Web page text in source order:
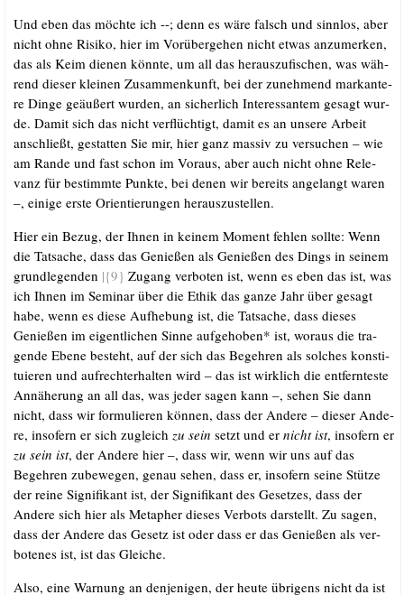
Und eben das möch­te ich --; denn es wäre falsch und sinn­los, aber
nicht ohne Risi­ko, hier im Vor­über­ge­hen nicht etwas anzu­mer­ken,
das als Keim die­nen könn­te, um all das her­aus­zu­fi­schen, was wäh­
rend die­ser klei­nen Zusam­men­kunft, bei der zuneh­mend mar­kan­te­
re Din­ge geäu­ßert wur­den, an sicher­lich Inter­es­san­tem gesagt wur­
de. Damit sich das nicht ver­flüch­tigt, damit es an unse­re Arbeit
anschließt, gestat­ten Sie mir, hier ganz mas­siv zu ver­su­chen – wie
am Ran­de und fast schon im Vor­aus, aber auch nicht ohne Rele­
vanz für bestimm­te Punk­te, bei denen wir bereits ange­langt waren
–, eini­ge ers­te Ori­en­tie­run­gen herauszustellen.
Hier ein Bezug, der Ihnen in kei­nem Moment feh­len soll­te: Wenn
die Tat­sa­che, dass das Genie­ßen als Genie­ßen des Dings in sei­nem
grund­le­gen­den |{9} Zugang ver­bo­ten ist, wenn es eben das ist, was
ich Ihnen im Semi­nar über die Ethik das gan­ze Jahr über gesagt
habe, wenn es die­se Auf­he­bung ist, die Tat­sa­che, dass die­ses
Genie­ßen im eigent­li­chen Sin­ne auf­ge­ho­ben* ist, wor­aus die tra­
gen­de Ebe­ne besteht, auf der sich das Begeh­ren als sol­ches kon­sti­
tu­ie­ren und auf­recht­erhal­ten wird – das ist wirk­lich die ent­fern­tes­te
Annä­he­rung an all das, was jeder sagen kann –, sehen Sie dann
nicht, dass wir for­mu­lie­ren kön­nen, dass der Ande­re – die­ser Ande­
re, inso­fern er sich zugleich zu sein setzt und er nicht ist, inso­fern er
zu sein ist, der Ande­re hier –, dass wir, wenn wir uns auf das
Begeh­ren zube­we­gen, genau sehen, dass er, inso­fern sei­ne Stüt­ze
der rei­ne Signi­fi­kant ist, der Signi­fi­kant des Geset­zes, dass der
Ande­re sich hier als Meta­pher die­ses Ver­bots dar­stellt. Zu sagen,
dass der Ande­re das Gesetz ist oder dass er das Genie­ßen als ver­
bo­te­nes ist, ist das Gleiche.
Also, eine War­nung an den­je­ni­gen, der heu­te übri­gens nicht da ist